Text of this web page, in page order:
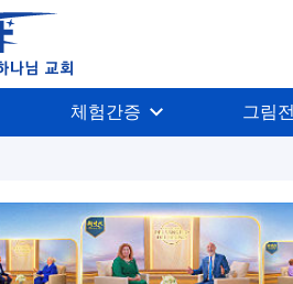
체험간증 그림전